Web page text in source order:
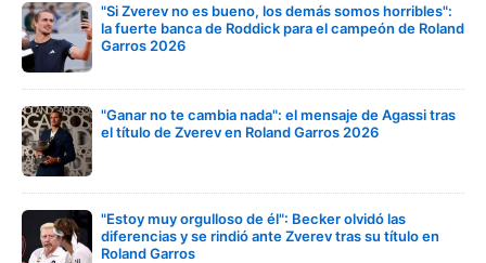
"Si Zverev no es bueno, los demás somos horribles":
la fuerte banca de Roddick para el campeón de Roland
Garros 2026
"Ganar no te cambia nada": el mensaje de Agassi tras
el título de Zverev en Roland Garros 2026
"Estoy muy orgulloso de él": Becker olvidó las
diferencias y se rindió ante Zverev tras su título en
Roland Garros